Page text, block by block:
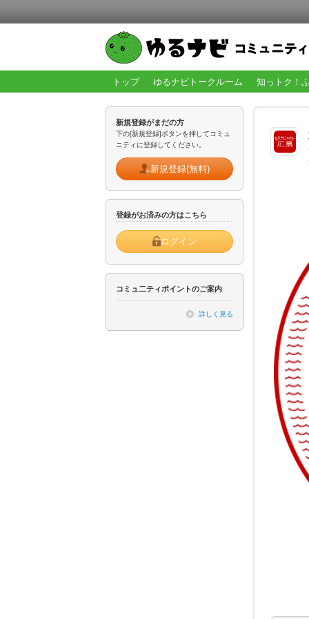
トップ ゆるナビトークルーム 知っトク！
新規登録がまだの方
下の[新規登録]ボタンを押してコミュ
ニティに登録してください。
新規登録(無料)
登録がお済みの方はこちら
ログイン
コミュ二ティポイントのご案内
詳しく見る